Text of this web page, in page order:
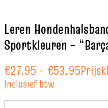
Leren
Sportkleuren –
€27.95 - €53.95
Inclusief btw